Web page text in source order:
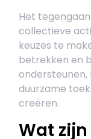
Het
collectieve
keuzes te
betrekken en
ondersteunen,
duurzame
creëren.
Wat